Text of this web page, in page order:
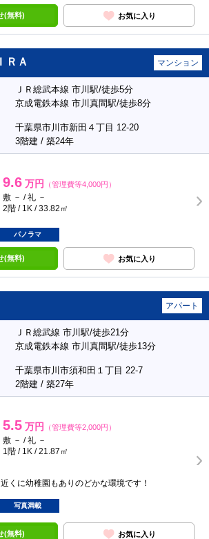
(無料) お気に入り
ＲＡ マンション
ＪＲ総武本線 市川駅/徒歩5分
京成電鉄本線 市川真間駅/徒歩8分
千葉県市川市新田４丁目 12-20
3階建 / 築24年
9.6 万円 （管理費等4,000円）
敷 － / 礼 －
2階 / 1K / 33.82㎡
パノラマ
(無料) お気に入り
アパート
ＪＲ総武線 市川駅/徒歩21分
京成電鉄本線 市川真間駅/徒歩13分
千葉県市川市須和田１丁目 22-7
2階建 / 築27年
5.5 万円 （管理費等2,000円）
敷 － / 礼 －
1階 / 1K / 21.87㎡
くに幼稚園もありのどかな環境です！
写真満載
(無料) お気に入り